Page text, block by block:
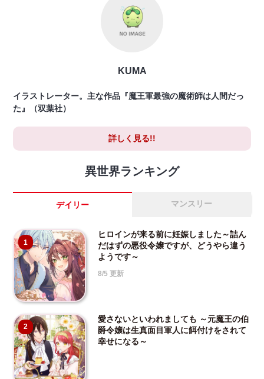
KUMA
イラストレーター。主な作品『魔王軍最強の魔術師は人間だっ
た』（双葉社）
詳しく見る!!
異世界ランキング
デイリー マンスリー
1
ヒロインが来る前に妊娠しました～詰ん
だはずの悪役令嬢ですが、どうやら違う
ようです～
8/5 更新
2
愛さないといわれましても ～元魔王の伯
爵令嬢は生真面目軍人に餌付けをされて
幸せになる～